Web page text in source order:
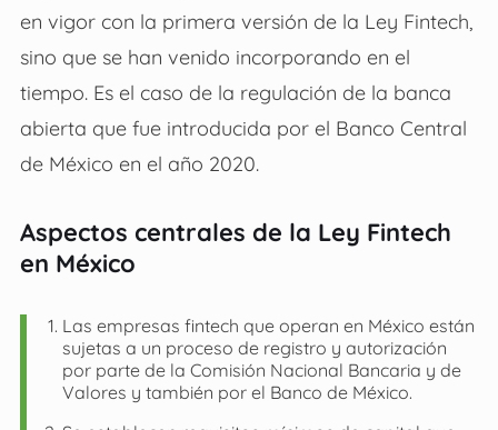
en vigor con la primera versión de la Ley Fintech,
sino que se han venido incorporando en el
tiempo. Es el caso de la regulación de la banca
abierta que fue introducida por el Banco Central
de México en el año 2020.
Aspectos centrales de la Ley Fintech
en México
Las empresas fintech que operan en México están
sujetas a un proceso de registro y autorización
por parte de la Comisión Nacional Bancaria y de
Valores y también por el Banco de México.